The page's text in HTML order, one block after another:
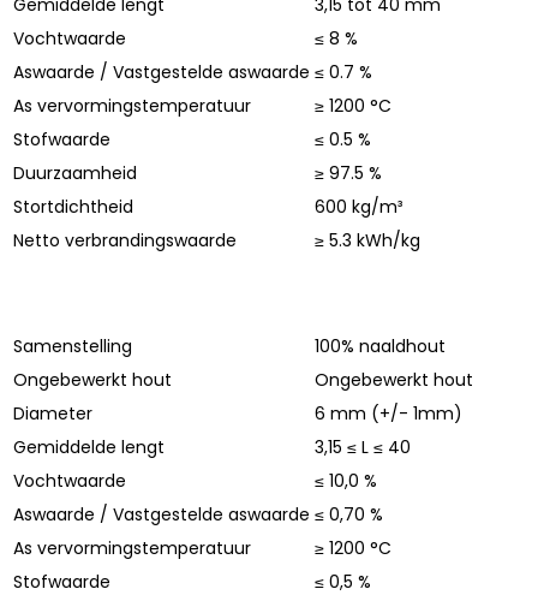
Vochtwaarde
≤ 8 %
Aswaarde / Vastgestelde aswaarde ≤ 0.7 %
As vervormingstemperatuur
≥ 1200 °C
Stofwaarde
≤ 0.5 %
Duurzaamheid
≥ 97.5 %
Stortdichtheid
600 kg/m³
Netto verbrandingswaarde
≥ 5.3 kWh/kg
Samenstelling
100% naaldhout
Ongebewerkt hout
Ongebewerkt hout
Diameter
6 mm (+/- 1mm)
Gemiddelde lengt
3,15 ≤ L ≤ 40
Vochtwaarde
≤ 10,0 %
Aswaarde / Vastgestelde aswaarde ≤ 0,70 %
As vervormingstemperatuur
≥ 1200 °C
Stofwaarde
≤ 0,5 %